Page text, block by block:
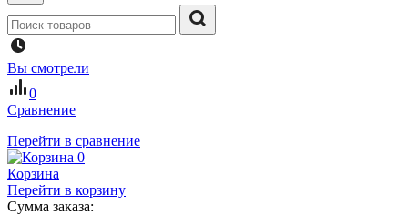
Вы смотрели
0
Сравнение
Перейти в сравнение
0
Корзина
Перейти в корзину
Сумма заказа: